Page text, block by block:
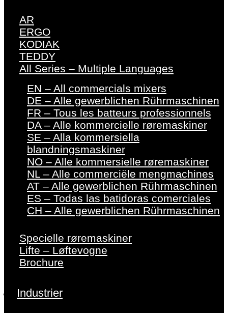
AR
ERGO
KODIAK
TEDDY
All Series – Multiple Languages
EN – All commercials mixers
DE – Alle gewerblichen Rührmaschinen
FR – Tous les batteurs professionnels
DA – Alle kommercielle røremaskiner
SE – Alla kommersiella
blandningsmaskiner
NO – Alle kommersielle røremaskiner
NL – Alle commerciële mengmachines
AT – Alle gewerblichen Rührmaschinen
ES – Todas las batidoras comerciales
CH – Alle gewerblichen Rührmaschinen
Specielle røremaskiner
Lifte – Løftevogne
Brochure
Industrier